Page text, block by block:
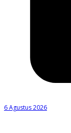
6 Agustus 2026